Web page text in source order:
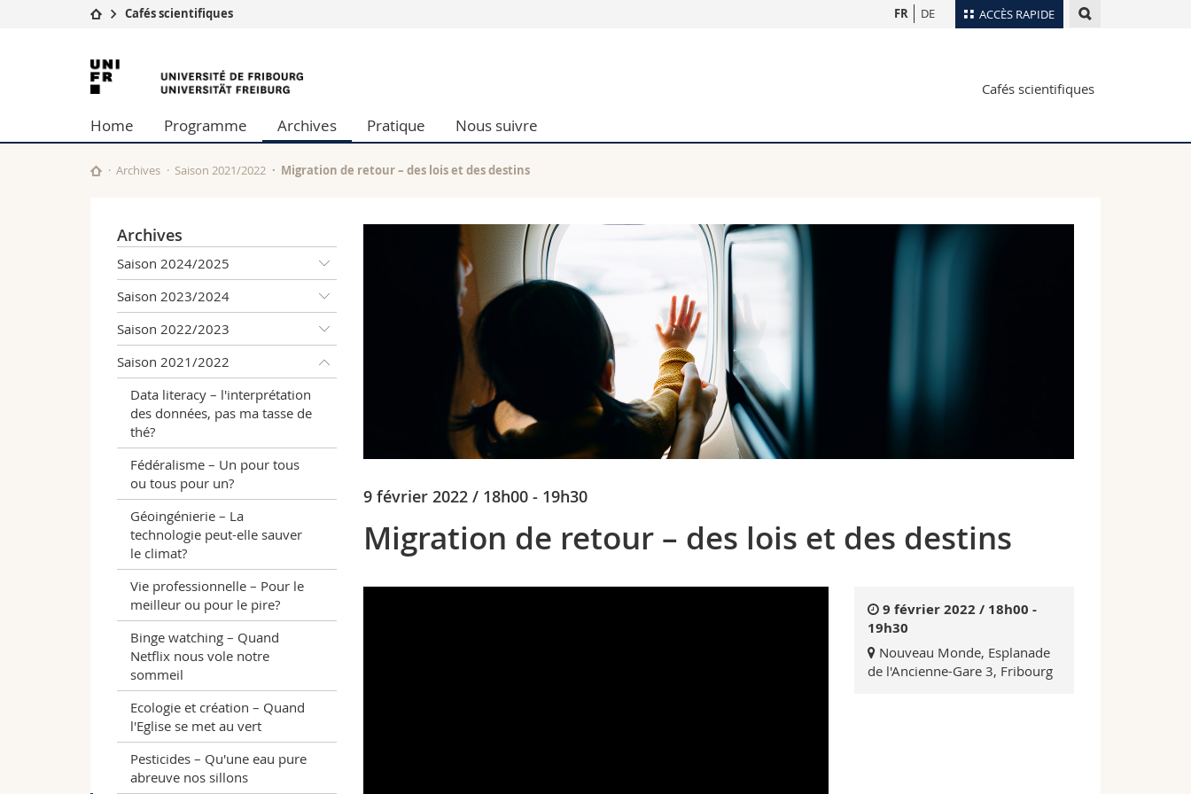
ACCÈS RAPIDE
Université
Recherche
Université
Formation continue
Sciences économiques et sociales et management
Lettres et sciences humaines
Sciences de l'éducation et de la formation
Chercheurs
Plan d'accès
Webmail
FR DE
Cafés scientifiques
Université
de
Fribourg
Cafés scientifiques
Home Programme Archives Pratique Nous suivre
Archives Saison 2021/2022 Migration de retour – des lois et des destins
Archives
Saison 2024/2025
Saison 2023/2024
Saison 2022/2023
Saison 2021/2022
Data literacy – l'interprétation
des données, pas ma tasse de
thé?
Fédéralisme – Un pour tous
ou tous pour un?
Géoingénierie – La
technologie peut-elle sauver
le climat?
Vie professionnelle – Pour le
meilleur ou pour le pire?
Binge watching – Quand
Netflix nous vole notre
sommeil
Ecologie et création – Quand
l'Eglise se met au vert
Pesticides – Qu'une eau pure
abreuve nos sillons
9 février 2022 / 18h00 - 19h30
Migration de retour – des lois et des destins
9 février 2022 / 18h00 -
19h30
Nouveau Monde, Esplanade
de l'Ancienne-Gare 3, Fribourg